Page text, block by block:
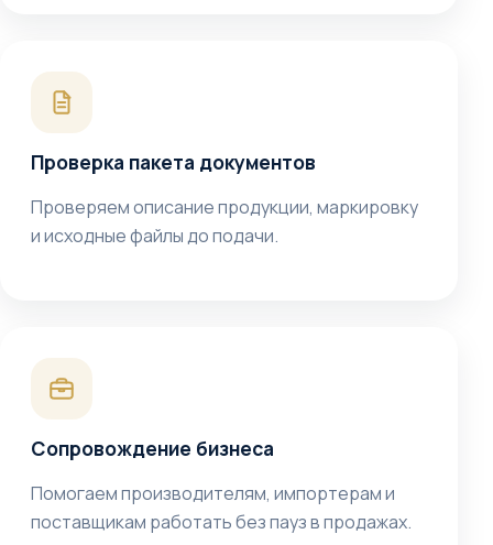
Проверка пакета документов
Проверяем описание продукции, маркировку
и исходные файлы до подачи.
Сопровождение бизнеса
Помогаем производителям, импортерам и
поставщикам работать без пауз в продажах.